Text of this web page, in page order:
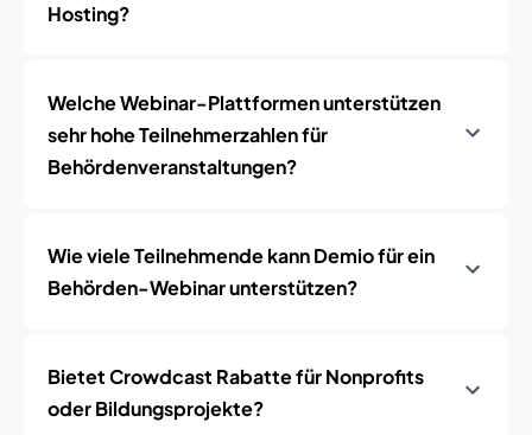
Hosting?
Welche Webinar-Plattformen unterstützen
sehr hohe Teilnehmerzahlen für
Behördenveranstaltungen?
Wie viele Teilnehmende kann Demio für ein
Behörden-Webinar unterstützen?
Bietet Crowdcast Rabatte für Nonprofits
oder Bildungsprojekte?